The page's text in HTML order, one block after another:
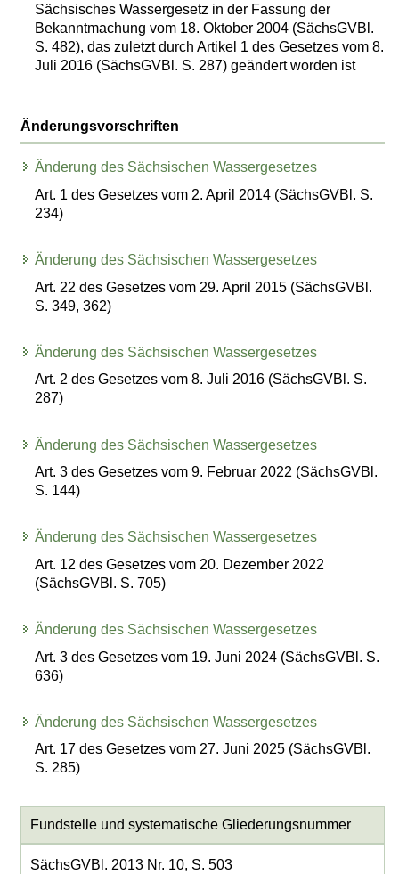
Sächsisches Wassergesetz in der Fassung der
Bekanntmachung vom 18. Oktober 2004 (SächsGVBl.
S. 482), das zuletzt durch Artikel 1 des Gesetzes vom 8.
Juli 2016 (SächsGVBl. S. 287) geändert worden ist
Änderungsvorschriften
Änderung des Sächsischen Wassergesetzes
Art. 1 des Gesetzes vom 2. April 2014 (SächsGVBl. S.
234)
Änderung des Sächsischen Wassergesetzes
Art. 22 des Gesetzes vom 29. April 2015 (SächsGVBl.
S. 349, 362)
Änderung des Sächsischen Wassergesetzes
Art. 2 des Gesetzes vom 8. Juli 2016 (SächsGVBl. S.
287)
Änderung des Sächsischen Wassergesetzes
Art. 3 des Gesetzes vom 9. Februar 2022 (SächsGVBl.
S. 144)
Änderung des Sächsischen Wassergesetzes
Art. 12 des Gesetzes vom 20. Dezember 2022
(SächsGVBl. S. 705)
Änderung des Sächsischen Wassergesetzes
Art. 3 des Gesetzes vom 19. Juni 2024 (SächsGVBl. S.
636)
Änderung des Sächsischen Wassergesetzes
Art. 17 des Gesetzes vom 27. Juni 2025 (SächsGVBl.
S. 285)
Fundstelle und systematische Gliederungsnummer
SächsGVBl. 2013 Nr. 10, S. 503